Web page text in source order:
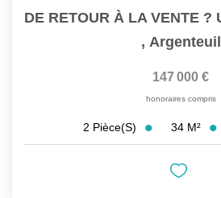
, Argenteuil
147 000 €
honoraires compris
2 Pièce(s) 34 M²